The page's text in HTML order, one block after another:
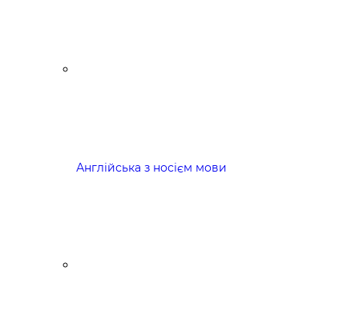
Англійська з носієм мови